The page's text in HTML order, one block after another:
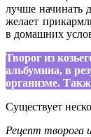
лучше начинать
желает
в домашних
Творог из
альбумина, в
организме.
Существует
Рецепт творога